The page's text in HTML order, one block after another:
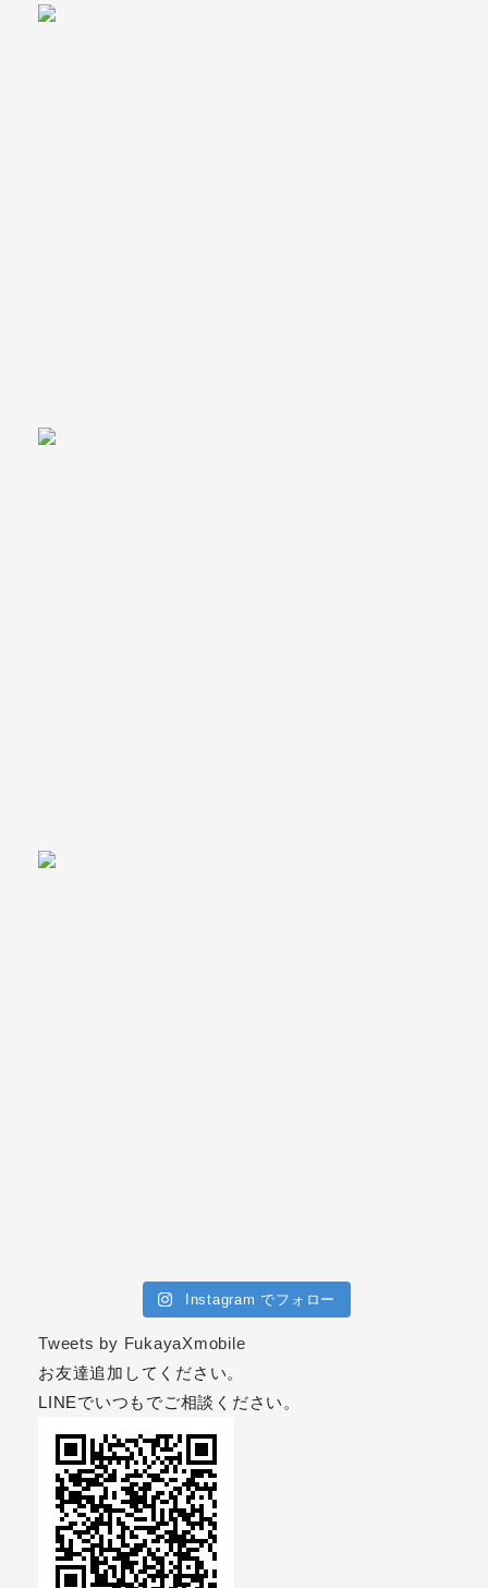
Instagram でフォロー
Tweets by FukayaXmobile
お友達追加してください。
LINEでいつもでご相談ください。